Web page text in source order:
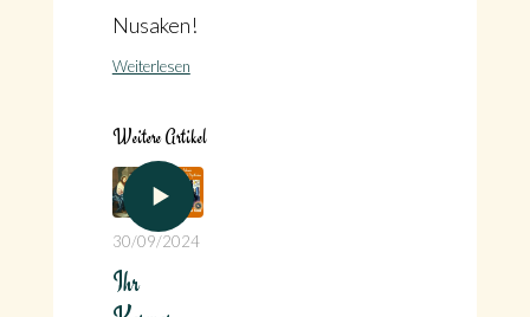
Nusaken!
Weiterlesen
Weitere Artikel
30/09/2024
Ihr